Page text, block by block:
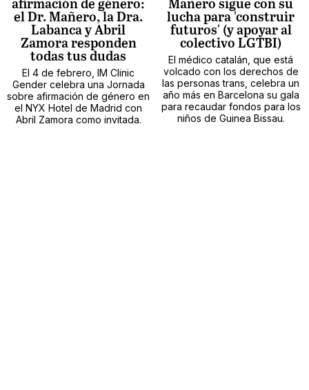
afirmación de género:
el Dr. Mañero, la Dra.
Labanca y Abril
Zamora responden
todas tus dudas
El 4 de febrero, IM Clinic
Gender celebra una Jornada
sobre afirmación de género en
el NYX Hotel de Madrid con
Abril Zamora como invitada.
Mañero sigue con su
lucha para 'construir
futuros' (y apoyar al
colectivo LGTBI)
El médico catalán, que está
volcado con los derechos de
las personas trans, celebra un
año más en Barcelona su gala
para recaudar fondos para los
niños de Guinea Bissau.